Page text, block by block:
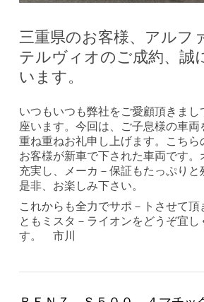
三重県のお客様、アル
テルヴィオのご成約、誠
います。
いつもいつも弊社をご愛顧頂きまし
座います。今回は、ご子息様の車両
重ね重ねお礼申し上げます。こちら
お客様が新車で下された車両です。
充実し、メーカ－保証もたっぷりと
是非、お楽しみ下さい。
これからも全力でサポ－トさせて頂
ともミスタ－ライオンをどうぞ宜し
す。 市川